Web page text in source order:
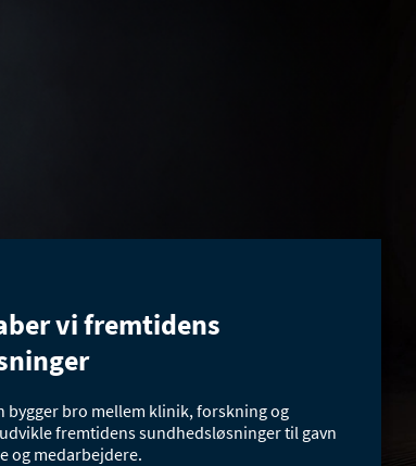
vi fremtidens
bygger bro mellem klinik, forskning og
fremtidens sundhedsløsninger til gavn
og medarbejdere.